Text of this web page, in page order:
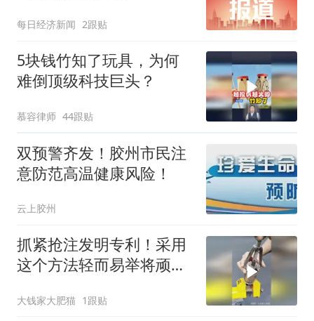
每日经济新闻 2跟贴
5块钱竹知了玩具，为何
难倒顶级科技巨头？
慕容律师 44跟贴
双预警齐发！胶州市民注
意防范高温健康风险！
云上胶州
抓紧抢注发明专利！采用
这个方法轻而易举将顽固
大钱家大肥猫 1跟贴